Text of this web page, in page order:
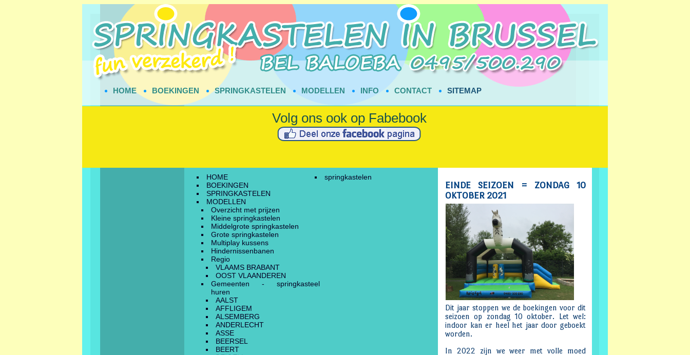
HOME BOEKINGEN SPRINGKASTELEN MODELLEN INFO CONTACT SITEMAP
HOME
BOEKINGEN
SPRINGKASTELEN
MODELLEN
Overzicht met prijzen
Kleine springkastelen
Middelgrote springkastelen
Grote springkastelen
Multiplay kussens
Hindernissenbanen
Regio
VLAAMS BRABANT
OOST VLAANDEREN
Gemeenten - springkasteel
huren
AALST
AFFLIGEM
ALSEMBERG
ANDERLECHT
ASSE
BEERSEL
BEERT
springkastelen